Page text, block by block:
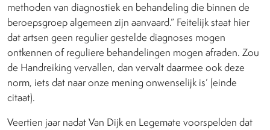
methoden van diagnostiek en behandeling die binnen de
beroepsgroep algemeen zijn aanvaard.” Feitelijk staat hier
dat artsen geen regulier gestelde diagnoses mogen
ontkennen of reguliere behandelingen mogen afraden. Zou
de Handreiking vervallen, dan vervalt daarmee ook deze
norm, iets dat naar onze mening onwenselijk is’ (einde
citaat).
Veertien jaar nadat Van Dijk en Legemate voorspelden dat